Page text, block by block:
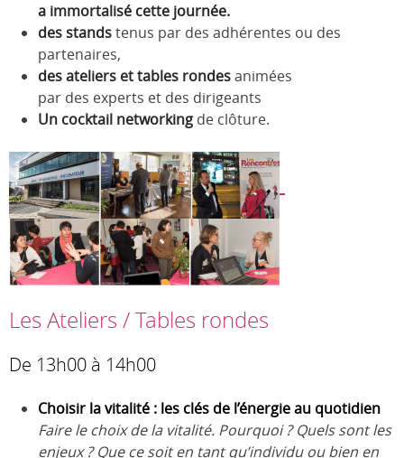
a immortalisé cette journée.
des standstenus par des adhérentes ou des
partenaires,
des ateliers et tables rondesanimées
par des experts et des dirigeants
Un cocktail networking de clôture.
Les Ateliers / Tables rondes
De 13h00 à 14h00
Choisir la vitalité : les clés de l’énergie au quotidien
Faire le choix de la vitalité. Pourquoi ? Quels sont les
enjeux ?Que ce soit en tant qu’individu ou bien en